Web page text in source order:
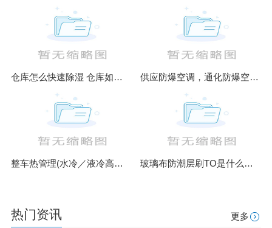
仓库怎么快速除湿 仓库如何除湿 供应防爆空调，通化防爆空调厂家
整车热管理(水冷／液冷高低温热工运行模拟仿真测试台) 玻璃布防潮层刷TO是什么意思
热门资讯 更多